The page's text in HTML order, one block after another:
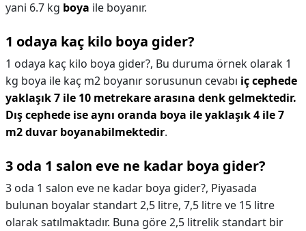
yani 6.7 kg boya ile boyanır.
1 odaya kaç kilo boya gider?
1 odaya kaç kilo boya gider?, Bu duruma örnek olarak 1
kg boya ile kaç m2 boyanır sorusunun cevabı iç cephede
yaklaşık 7 ile 10 metrekare arasına denk gelmektedir.
Dış cephede ise aynı oranda boya ile yaklaşık 4 ile 7
m2 duvar boyanabilmektedir.
3 oda 1 salon eve ne kadar boya gider?
3 oda 1 salon eve ne kadar boya gider?, Piyasada
bulunan boyalar standart 2,5 litre, 7,5 litre ve 15 litre
olarak satılmaktadır. Buna göre 2,5 litrelik standart bir